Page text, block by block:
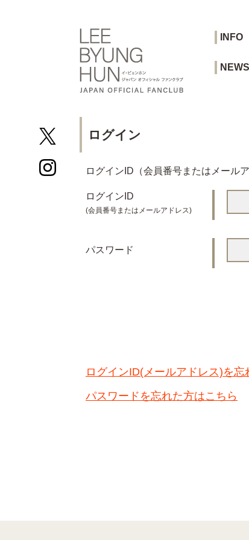
INFO
NEWS
ログイン
ログインID（会員番号またはメール
ログインID
(会員番号またはメールアドレス)
パスワード
ログインID(メールアドレス)を忘
パスワードを忘れた方はこちら